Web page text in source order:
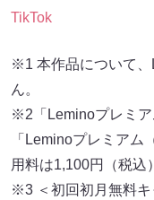
TikTok
※1 本作品について
ん。
※2「Leminoプレミア
「Leminoプレミア
用料は1,100円（税込
※3 ＜初回初月無料キ